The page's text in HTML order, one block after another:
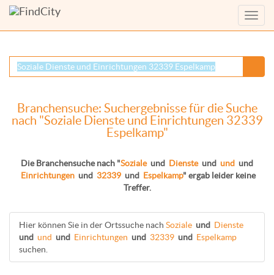
Menü
Branchensuche: Suchergebnisse für die Suche
nach "Soziale Dienste und Einrichtungen 32339
Espelkamp"
Die Branchensuche nach "Soziale und Dienste und und und
Einrichtungen und 32339 und Espelkamp" ergab leider keine
Treffer.
Hier können Sie in der Ortssuche nach Soziale und Dienste
und und und Einrichtungen und 32339 und Espelkamp
suchen.